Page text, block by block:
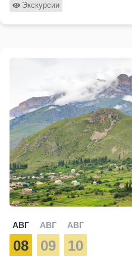
Экскурсии
АВГ
08
АВГ
09
АВГ
10